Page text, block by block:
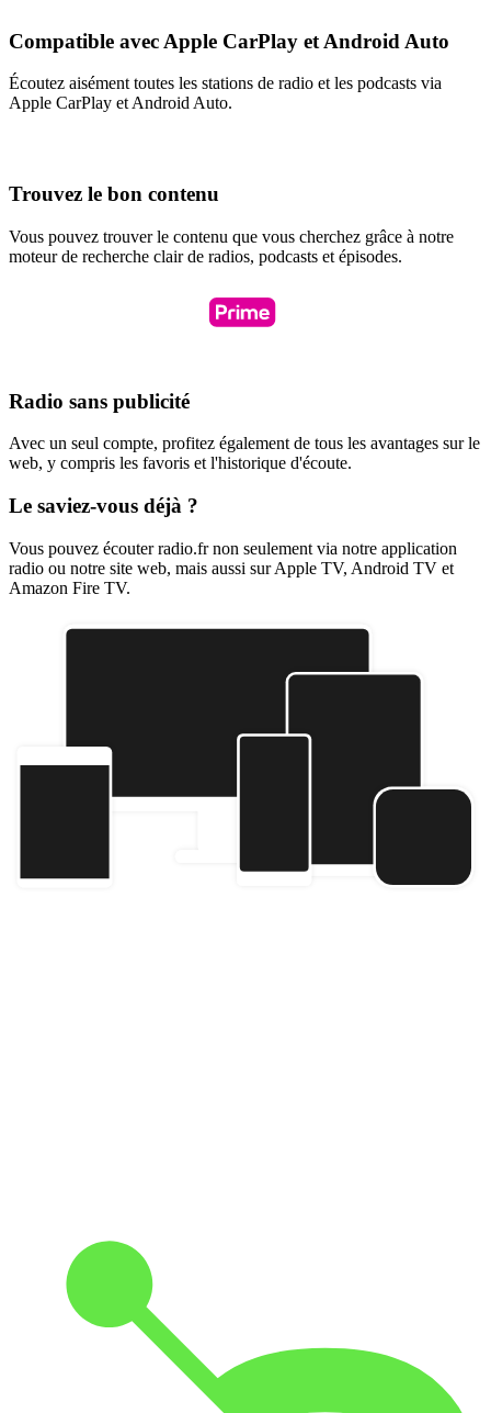
Compatible avec Apple CarPlay et Android Auto
Écoutez aisément toutes les stations de radio et les podcasts via
Apple CarPlay et Android Auto.
Trouvez le bon contenu
Vous pouvez trouver le contenu que vous cherchez grâce à notre
moteur de recherche clair de radios, podcasts et épisodes.
Radio sans publicité
Avec un seul compte, profitez également de tous les avantages sur le
web, y compris les favoris et l'historique d'écoute.
Le saviez-vous déjà ?
Vous pouvez écouter radio.fr non seulement via notre application
radio ou notre site web, mais aussi sur Apple TV, Android TV et
Amazon Fire TV.